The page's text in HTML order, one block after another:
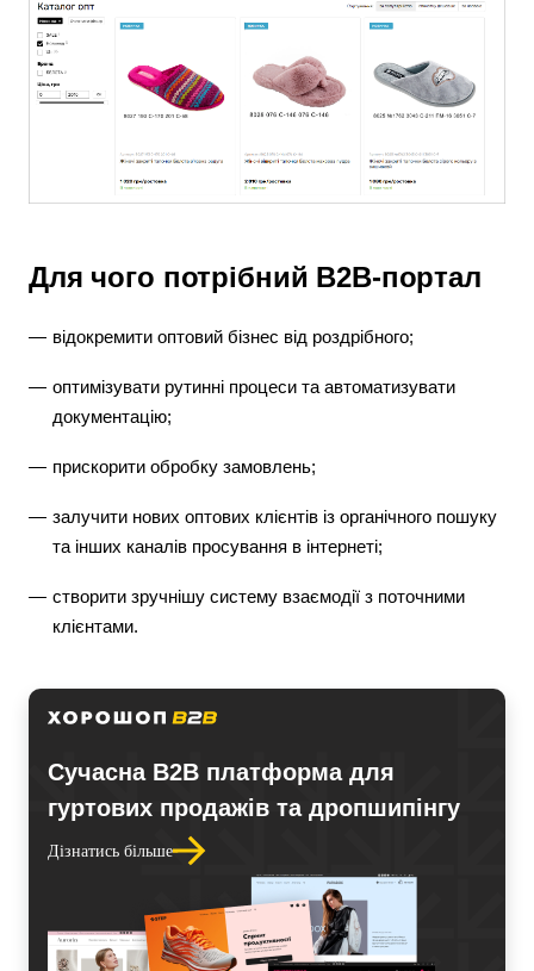
Для чого потрібний B2B-портал
відокремити оптовий бізнес від роздрібного;
оптимізувати рутинні процеси та автоматизувати
документацію;
прискорити обробку замовлень;
залучити нових оптових клієнтів із органічного пошуку
та інших каналів просування в інтернеті;
створити зручнішу систему взаємодії з поточними
клієнтами.
Сучасна В2В платформа для
гуртових продажів та дропшипінгу
Дізнатись більше